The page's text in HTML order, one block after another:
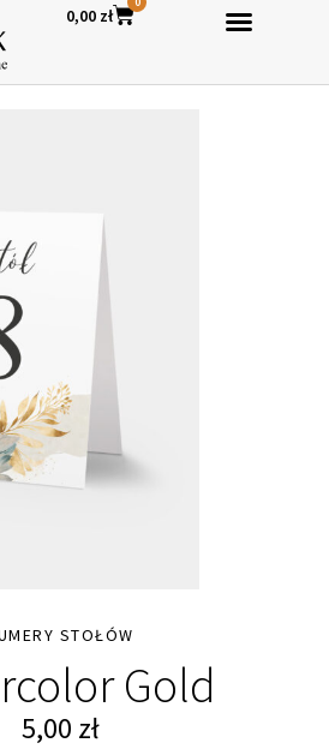
0,00 zł
STOŁÓW
Gold
5,00 zł